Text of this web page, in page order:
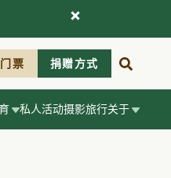
门票 捐赠方式
私人活动摄影旅行关于